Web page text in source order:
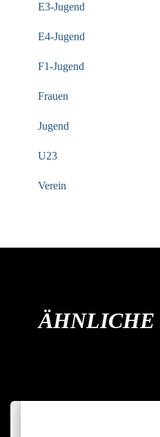
E3-Jugend
E4-Jugend
F1-Jugend
Frauen
Jugend
U23
Verein
ÄHNLICHE